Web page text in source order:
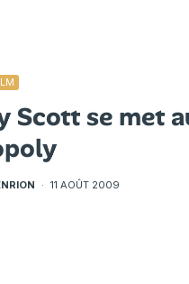
Scott se met
· 11 AOÛT 2009